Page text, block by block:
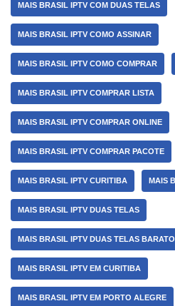
MAIS BRASIL IPTV COM DUAS TELAS
MAIS BRASIL IPTV COMO ASSINAR
MAIS BRASIL IPTV COMO COMPRAR
MAIS BRASIL IPTV COMPRAR LISTA
MAIS BRASIL IPTV COMPRAR ONLINE
MAIS BRASIL IPTV COMPRAR PACOTE
MAIS BRASIL IPTV CURITIBA MAIS
MAIS BRASIL IPTV DUAS TELAS
MAIS BRASIL IPTV DUAS TELAS BARATO
MAIS BRASIL IPTV EM CURITIBA
MAIS BRASIL IPTV EM PORTO ALEGRE